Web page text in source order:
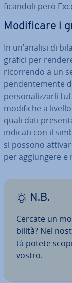
fi­can­do­li però
Mo­di­fi­ca­re i
In un’analisi di
grafici per
ri­cor­ren­do a un
pen­den­te­men­te
per­so­na­liz­zar­li
modifiche a
quali dati
indicati con il
si possono
per ag­giun­ge­re
N.B.
Cercate un
bi­li­tà? Nel
tà potete
vostro.